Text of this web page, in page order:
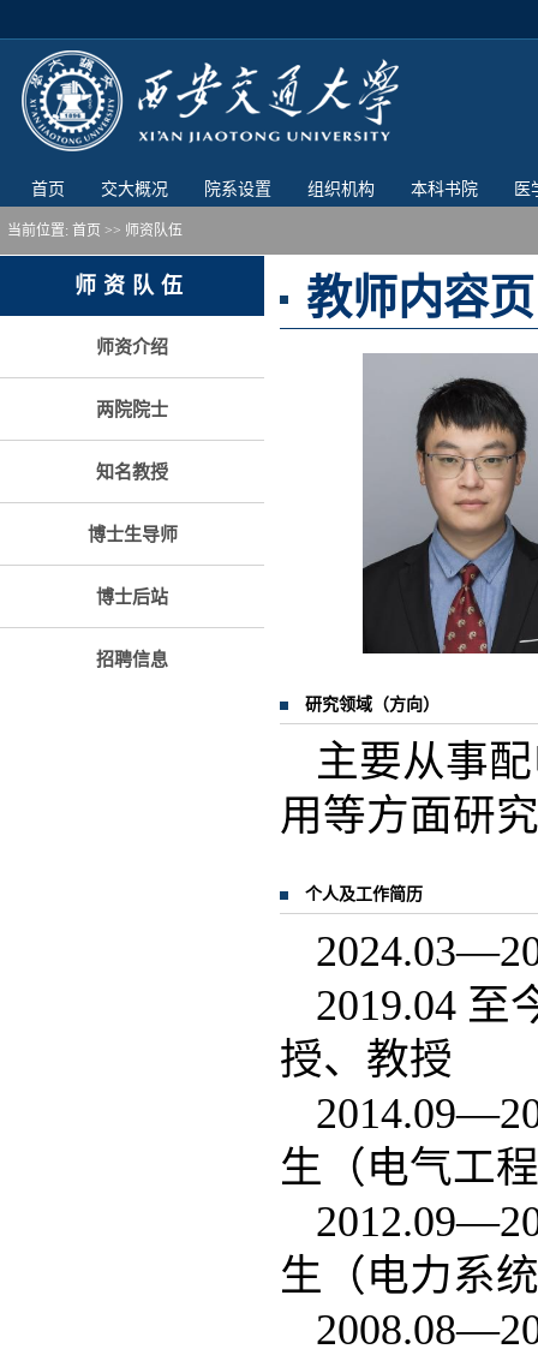
首页 交大概况 院系设置 组织机构 本科书院 医
当前位置: 首页 >> 师资队伍
师资队伍
师资介绍
两院院士
知名教授
博士生导师
博士后站
招聘信息
教师内容页
研究领域（方向）
主要从事
用等方面研究
个人及工作简历
2019.04
授、教授
生（电气工
生（电力系